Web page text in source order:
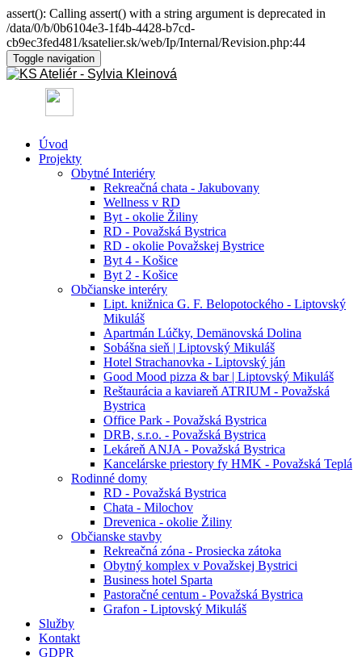
assert(): Calling assert() with a string argument is deprecated in
/data/0/b/0b6104e3-1f4b-4428-b7cd-
cb9ec3fed481/ksatelier.sk/web/Ip/Internal/Revision.php:44
Toggle navigation
Úvod
Projekty
Obytné Interiéry
Rekreačná chata - Jakubovany
Wellness v RD
Byt - okolie Žiliny
RD - Považská Bystrica
RD - okolie Považskej Bystrice
Byt 4 - Košice
Byt 2 - Košice
Občianske interéry
Lipt. knižnica G. F. Belopotockého - Liptovský
Mikuláš
Apartmán Lúčky, Demänovská Dolina
Sobášna sieň | Liptovský Mikuláš
Hotel Strachanovka - Liptovský ján
Good Mood pizza & bar | Liptovský Mikuláš
Reštaurácia a kaviareň ATRIUM - Považská
Bystrica
Office Park - Považská Bystrica
DRB, s.r.o. - Považská Bystrica
Lekáreň ANJA - Považská Bystrica
Kancelárske priestory fy HMK - Považská Teplá
Rodinné domy
RD - Považská Bystrica
Chata - Milochov
Drevenica - okolie Žiliny
Občianske stavby
Rekreačná zóna - Prosiecka zátoka
Obytný komplex v Považskej Bystrici
Business hotel Sparta
Pastoračné centum - Považská Bystrica
Grafon - Liptovský Mikuláš
Služby
Kontakt
GDPR